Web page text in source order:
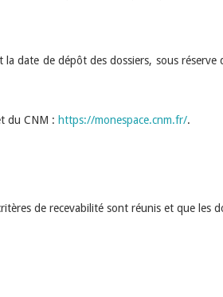
date de dépôt des dossiers, sous réserve
du CNM : https://monespace.cnm.fr/.
de recevabilité sont réunis et que les